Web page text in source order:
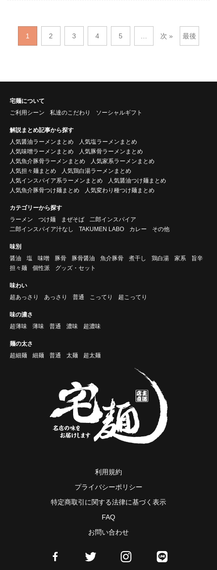
1 2 3 4 5 … 次 » 最後
宅麺について
ご利用シーン
私達のこだわり ソーシャルギフト
解説まとめ記事から探す
人気醤油ラーメンまとめ
人気塩ラーメンまとめ
人気味噌ラーメンまとめ
人気豚骨ラーメンまとめ
人気魚介豚骨ラーメンまとめ
人気家系ラーメンまとめ
人気担々麺まとめ
人気鶏白湯ラーメンまとめ
人気インスパイア系ラーメンまとめ
人気醤油つけ麺まとめ
人気魚介豚骨つけ麺まとめ
人気変わり種つけ麺まとめ
カテゴリーから探す
ラーメン
つけ麺 まぜそば
二郎インスパイア
二郎インスパイア汁なし
TAKUMEN LABO カレー その他
味別
醤油
塩 味噌 豚骨 豚骨醤油 魚介豚骨 煮干し 鶏白湯 家系
旨辛
担々麺
個性派 グッズ・セット
味わい
超あっさり
あっさり 普通 こってり 超こってり
味の濃さ
超薄味
薄味 普通 濃味 超濃味
麺の太さ
超細麺
細麺 普通 太麺 超太麺
利用規約
プライバシーポリシー
特定商取引に関する法律に基づく表示
FAQ
お問い合わせ